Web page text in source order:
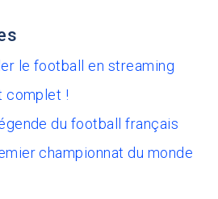
le football en streaming
complet !
du football français
championnat du monde